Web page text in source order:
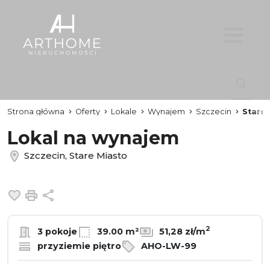
Strona główna Oferty Lokale Wynajem Szczecin Stare
Lokal na wynajem
Szczecin, Stare Miasto
Dodaj do ulubionych
Drukuj
3 pokoje 39.00 m² 51,28 zł/m2
przyziemie piętro AHO-LW-99